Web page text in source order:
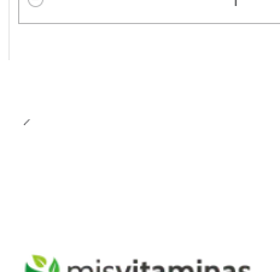
Cantidad